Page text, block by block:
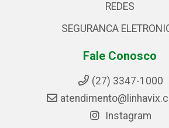
REDES
SEGURANCA
Fale Conosco
(27) 3347-1000
Instagram